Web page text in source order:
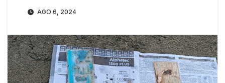
AGO 6, 2024